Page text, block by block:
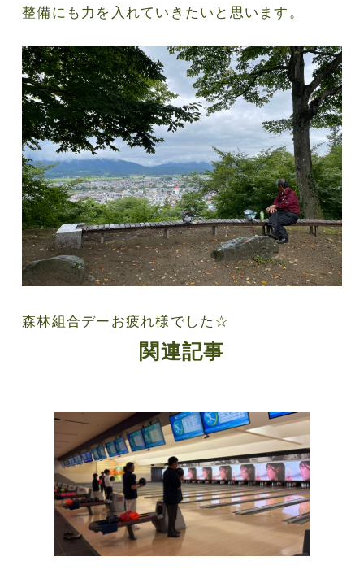
整備にも力を入れていきたいと思います。
森林組合デーお疲れ様でした☆
関連記事